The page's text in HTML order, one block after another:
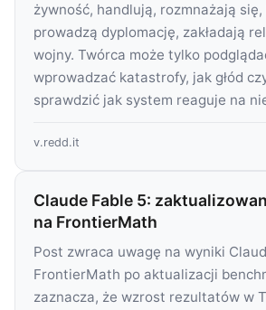
żywność, handlują, rozmnażają się,
prowadzą dyplomację, zakładają
wojny. Twórca może tylko
wprowadzać katastrofy, jak głód
sprawdzić jak system reaguje na
v.redd.it
Claude Fable 5:
na FrontierMath
Post zwraca uwagę na wyniki
FrontierMath po aktualizacji
zaznacza, że wzrost rezultatów w